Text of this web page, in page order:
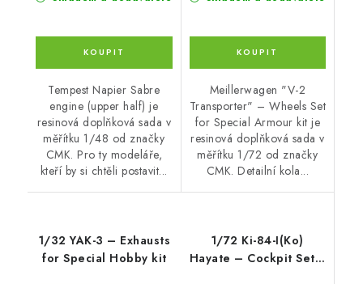
Tempest Napier Sabre
engine (upper half) je
resinová doplňková sada v
měřítku 1/48 od značky
CMK. Pro ty modeláře,
kteří by si chtěli postavit...
Meillerwagen "V-2
Transporter" – Wheels Set
for Special Armour kit je
resinová doplňková sada v
měřítku 1/72 od značky
CMK. Detailní kola...
1/32 YAK-3 – Exhausts
for Special Hobby kit
1/72 Ki-84-I(Ko)
Hayate – Cockpit Set /